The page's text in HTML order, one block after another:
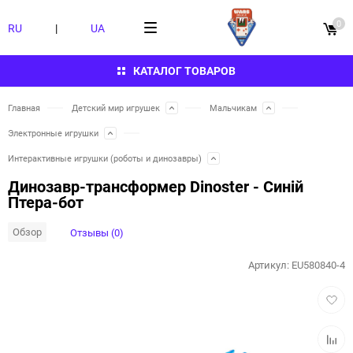
КАТАЛОГ ТОВАРОВ
RU | UA 0
Главная Детский мир игрушек Мальчикам
Электронные игрушки
Интерактивные игрушки (роботы и динозавры)
Динозавр-трансформер Dinoster - Синій
Птера-бот
Обзор Отзывы (0)
Артикул: EU580840-4